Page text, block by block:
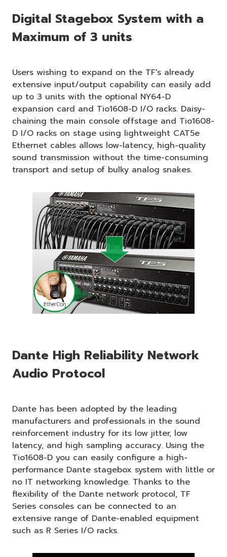
Digital Stagebox System with a
Maximum of 3 units
Users wishing to expand on the TF's already
extensive input/output capability can easily add
up to 3 units with the optional NY64-D
expansion card and Tio1608-D I/O racks. Daisy-
chaining the main console offstage and Tio1608-
D I/O racks on stage using lightweight CAT5e
Ethernet cables allows low-latency, high-quality
sound transmission without the time-consuming
transport and setup of bulky analog snakes.
Dante High Reliability Network
Audio Protocol
Dante has been adopted by the leading
manufacturers and professionals in the sound
reinforcement industry for its low jitter, low
latency, and high sampling accuracy. Using the
Tio1608-D you can easily configure a high-
performance Dante stagebox system with little or
no IT networking knowledge. Thanks to the
flexibility of the Dante network protocol, TF
Series consoles can be connected to an
extensive range of Dante-enabled equipment
such as R Series I/O racks.